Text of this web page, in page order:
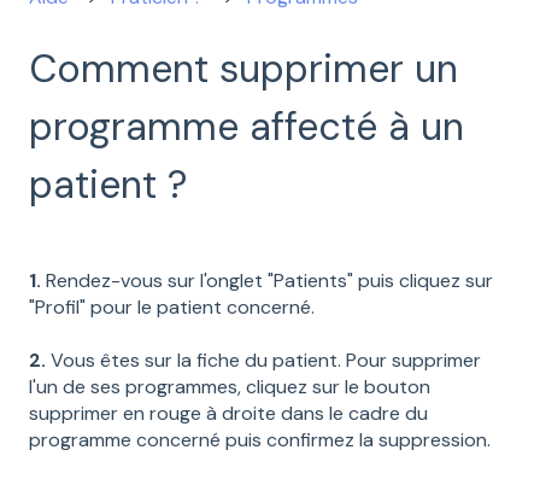
Comment supprimer un
programme affecté à un
patient ?
1. Rendez-vous sur l'onglet "Patients" puis cliquez sur
"Profil" pour le patient concerné.
2. Vous êtes sur la fiche du patient. Pour supprimer
l'un de ses programmes, cliquez sur le bouton
supprimer en rouge à droite dans le cadre du
programme concerné puis confirmez la suppression.